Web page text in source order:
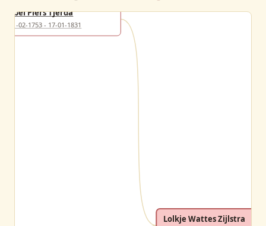
Ybel Piers Tjerda
11-02-1753 - 17-01-1831
Lolkje Wattes Zijlstra